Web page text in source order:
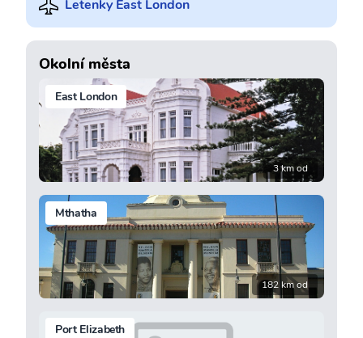
Letenky East London
Okolní města
East London
3 km od
Mthatha
182 km od
Port Elizabeth